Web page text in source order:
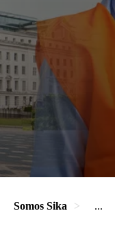
Somos Sika ...